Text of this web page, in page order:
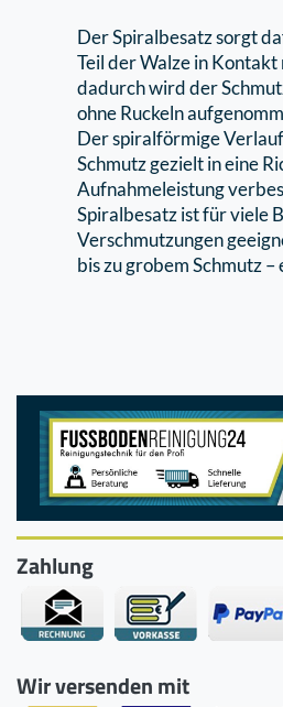
Der Spiralbesatz sorgt
Teil der Walze in
dadurch wird der
ohne Ruckeln
Der spiralförmige
Schmutz gezielt in eine
Aufnahmeleistung
Spiralbesatz ist für viele
Verschmutzungen
bis zu grobem Schmutz
Zahlung
Wir versenden mit